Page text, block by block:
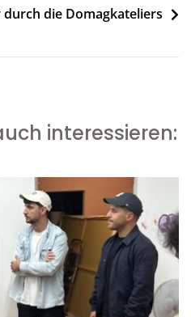
durch die Domagkateliers
interessieren: